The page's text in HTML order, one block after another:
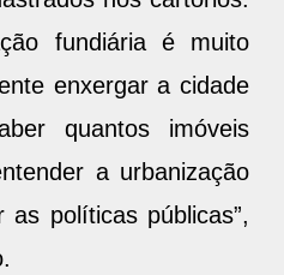
fundiária é muito
enxergar a cidade
quantos imóveis
a urbanização
políticas públicas”,